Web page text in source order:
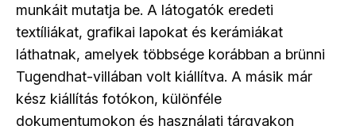
munkáit mutatja be. A látogatók eredeti
textíliákat, grafikai lapokat és kerámiákat
láthatnak, amelyek többsége korábban a brünni
Tugendhat-villában volt kiállítva. A másik már
kész kiállítás fotókon, különféle
dokumentumokon és használati tárgyakon